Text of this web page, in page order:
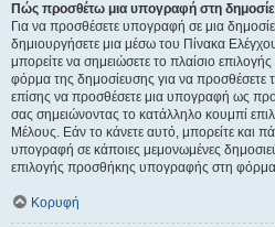
Πώς προσθέτω μια υπογραφή στη
Για να προσθέσετε υπογραφή σε μια
δημιουργήσετε μια μέσω του Πίνακα
μπορείτε να σημειώσετε το πλαίσιο επιλογής
φόρμα της δημοσίευσης για να
επίσης να προσθέσετε μια υπογραφή ως
σας σημειώνοντας το κατάλληλο κουμπί
Μέλους. Εάν το κάνετε αυτό, μπορείτε και
υπογραφή σε κάποιες μεμονωμένες
επιλογής προσθήκης υπογραφής στη
Κορυφή